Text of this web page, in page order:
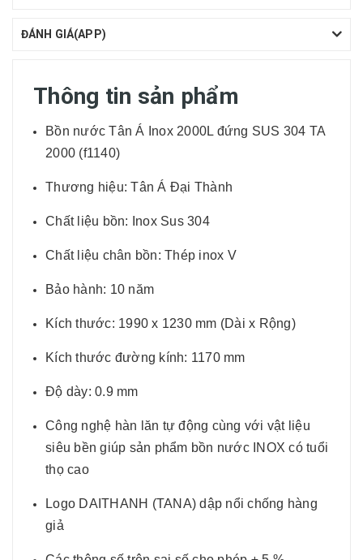
ĐÁNH GIÁ(APP)
Thông tin sản phẩm
Bồn nước Tân Á Inox 2000L đứng SUS 304 TA
2000 (f1140)
Thương hiệu: Tân Á Đại Thành
Chất liệu bồn: Inox Sus 304
Chất liệu chân bồn: Thép inox V
Bảo hành: 10 năm
Kích thước: 1990 x 1230 mm (Dài x Rộng)
Kích thước đường kính: 1170 mm
Độ dày: 0.9 mm
Công nghệ hàn lăn tự động cùng với vật liệu
siêu bền giúp sản phẩm bồn nước INOX có tuổi
thọ cao
Logo DAITHANH (TANA) dập nổi chống hàng
giả